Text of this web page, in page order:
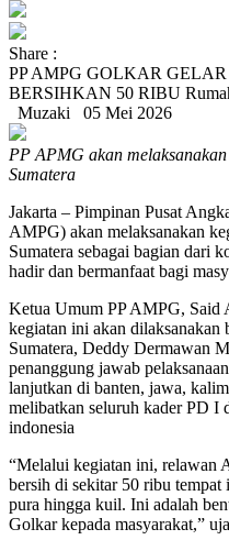
Share :
PP AMPG GOLKAR
BERSIHKAN 50 RIBU
Muzaki
05 Mei 2026
PP APMG akan
Sumatera
Jakarta – Pimpinan Pusat
AMPG) akan melaksanakan
Sumatera sebagai bagian dari
hadir dan bermanfaat bagi
Ketua Umum PP AMPG, Said
kegiatan ini akan dilaksanakan
Sumatera, Deddy Dermawan
penanggung jawab
lanjutkan di banten, jawa,
melibatkan seluruh kader PD
indonesia
“Melalui kegiatan ini, relawan
bersih di sekitar 50 ribu tempat
pura hingga kuil. Ini adalah
Golkar kepada masyarakat,”